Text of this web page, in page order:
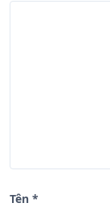
Tên *